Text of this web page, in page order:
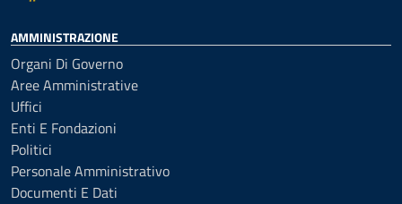
AMMINISTRAZIONE
Organi Di Governo
Aree Amministrative
Uffici
Enti E Fondazioni
Politici
Personale Amministrativo
Documenti E Dati